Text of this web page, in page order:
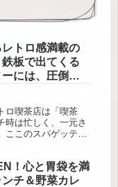
トロ感満載の
鉄板で出てくる
には、圧倒さ
ロ喫茶店は「喫茶
時は忙しく、一元さ
ここのスパゲッティ
！心と胃袋を満
チ＆野菜カレ